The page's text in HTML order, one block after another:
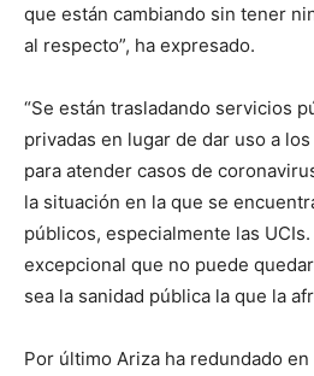
que están cambiando sin tener
al respecto”, ha expresado.
“Se están trasladando servicios
privadas en lugar de dar uso a
para atender casos de
la situación en la que se
públicos, especialmente las
excepcional que no puede
sea la sanidad pública la que la
Por último Ariza ha redundado